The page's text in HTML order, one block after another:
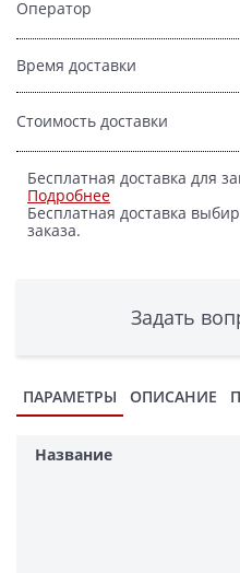
Оператор
Время доставки
Стоимость доставки
Бесплатная доставка для
Подробнее
Бесплатная доставка
заказа.
Задать
ПАРАМЕТРЫ ОПИСАНИЕ
Название